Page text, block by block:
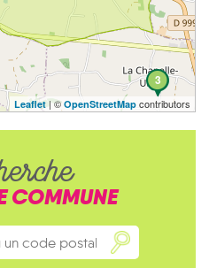
3
Leaflet | ©OpenStreetMap contributors
COMMUNE